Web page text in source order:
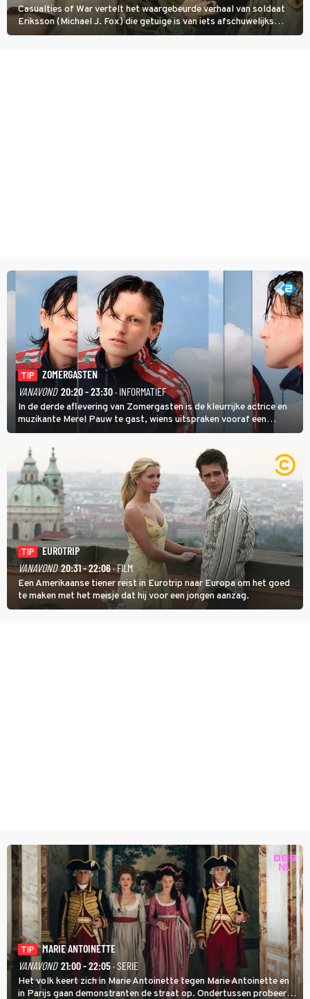
Casualties of War vertelt het waargebeurde verhaal van soldaat
Eriksson (Michael J. Fox) die getuige is van iets afschuwelijks
tijdens de Vietnamoorlog. Hij besluit uit de school te klappen.
TIP
ZOMERGASTEN
VANAVOND 20:20 - 23:30· INFORMATIEF
In de derde aflevering van Zomergasten is de kleurrijke actrice en
muzikante Merel Pauw te gast, wiens uitspraken vooraf een
boeiende avond beloven: 'Mijn ideale televisieavond is zoals mijn
identiteit: grenzeloos, absurd en vol angsten'.
TIP
EUROTRIP
VANAVOND 20:31 - 22:06· FILM
Een Amerikaanse tiener reist in Eurotrip naar Europa om het goed
te maken met het meisje dat hij voor een jongen aanzag.
TIP
MARIE ANTOINETTE
VANAVOND 21:00 - 22:05· SERIE
Het volk keert zich in Marie Antoinette tegen Marie Antoinette en
in Parijs gaan demonstranten de straat op. Ondertussen probeert